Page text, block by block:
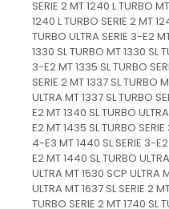
SERIE 2 MT 1240 L TURBO
1240 L TURBO SERIE 2 MT
TURBO ULTRA SERIE 3-E2
1330 SL TURBO MT 1330 SL
3-E2 MT 1335 SL TURBO
SERIE 2 MT 1337 SL TURBO
ULTRA MT 1337 SL TURBO
E2 MT 1340 SL TURBO
E2 MT 1435 SL TURBO
4-E3 MT 1440 SL SERIE 3-
E2 MT 1440 SL TURBO
ULTRA MT 1530 SCP ULTRA
ULTRA MT 1637 SL SERIE 2
TURBO SERIE 2 MT 1740 SL